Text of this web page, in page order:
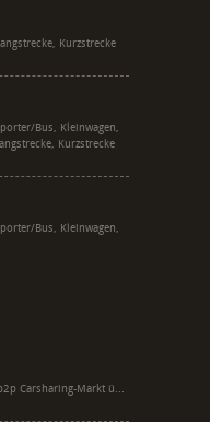
Kurzstrecke
Bus, Kleinwagen,
Kurzstrecke
Bus, Kleinwagen,
Carsharing-Markt ü...